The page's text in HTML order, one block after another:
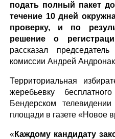
подать полный пакет
течение 10 дней
проверку, и по
решение о
рассказал
комиссии Андрей
Территориальная
жеребьевку
Бендерском
площади в газете «Новое
«Каждому кандидату